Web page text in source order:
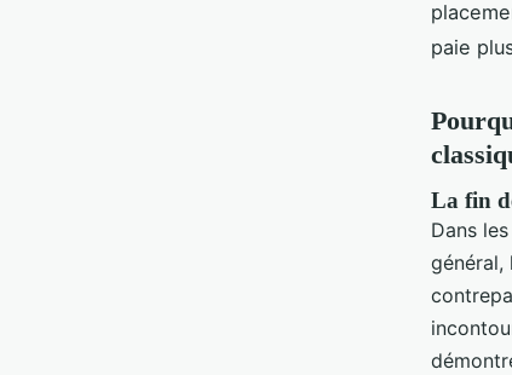
paie
La fin
Dans
général,